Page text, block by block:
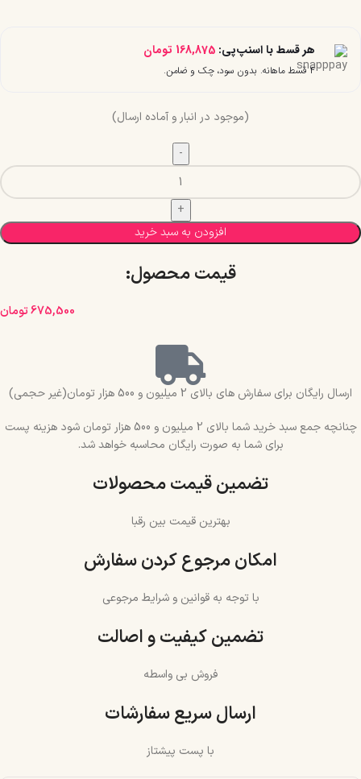
هر قسط با اسنپ‌پی: 168,875 تومان
۴ قسط ماهانه. بدون سود، چک و ضامن.
(موجود در انبار و آماده ارسال)
افزودن به سبد خرید
قیمت محصول:​
675,500تومان
ارسال رایگان برای سفارش های بالای 2 میلیون و 500 هزار تومان(غیر حجمی)
چنانچه جمع سبد خرید شما بالای 2 میلیون و 500 هزار تومان شود هزینه پست
برای شما به صورت رایگان محاسبه خواهد شد.
تضمین قیمت محصولات
بهترین قیمت بین رقبا
امکان مرجوع کردن سفارش
با توجه به قوانین و شرایط مرجوعی
تضمین کیفیت و اصالت
فروش بی واسطه
ارسال سریع سفارشات
با پست پیشتاز